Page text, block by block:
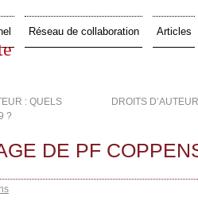
Réseau de collaboration Articles
: QUELS
?
DROITS
DE PF